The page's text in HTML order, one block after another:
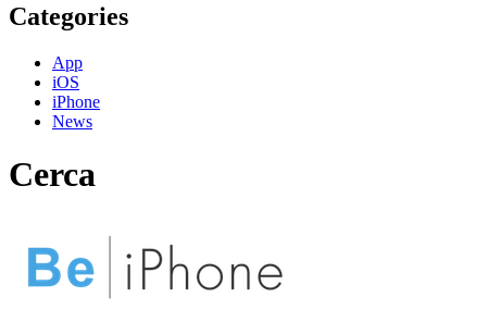
Categories
App
iOS
iPhone
News
Cerca